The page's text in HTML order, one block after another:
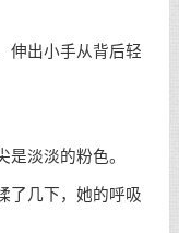
出小手从背后轻
淡淡的粉色。
几下，她的呼吸